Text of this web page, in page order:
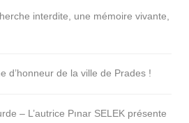
interdite, une mémoire vivante,
d’honneur de la ville de Prades !
– L’autrice Pınar SELEK présente